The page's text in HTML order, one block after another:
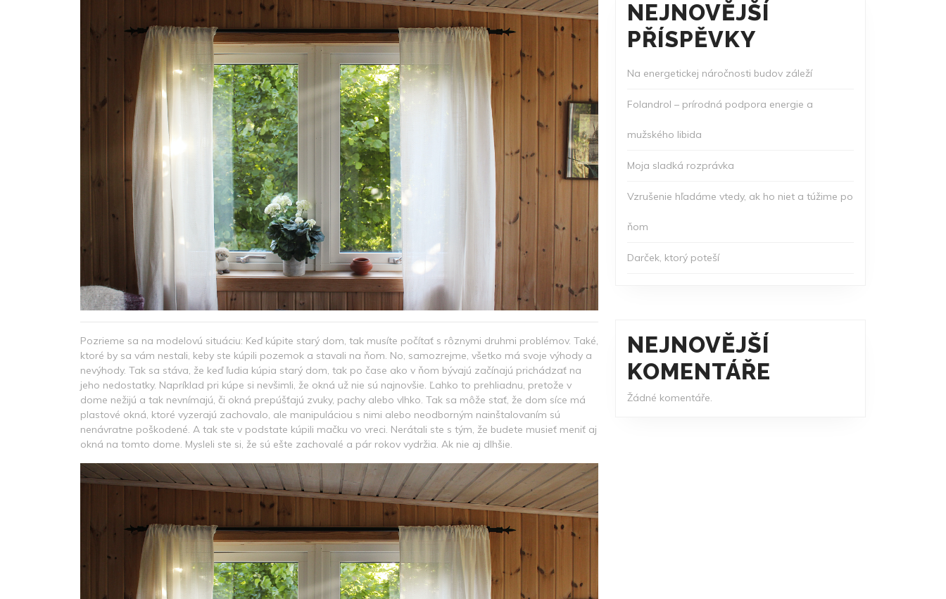
Pozrieme sa na modelovú situáciu: Keď kúpite starý dom, tak musíte počítať s rôznymi druhmi problémov. Také,
ktoré by sa vám nestali, keby ste kúpili pozemok a stavali na ňom. No, samozrejme, všetko má svoje výhody a
nevýhody. Tak sa stáva, že keď ľudia kúpia starý dom, tak po čase ako v ňom bývajú začínajú prichádzať na
jeho nedostatky. Napríklad pri kúpe si nevšimli, že okná už nie sú najnovšie. Ľahko to prehliadnu, pretože v
dome nežijú a tak nevnímajú, či okná prepúšťajú zvuky, pachy alebo vlhko. Tak sa môže stať, že dom síce má
plastové okná, ktoré vyzerajú zachovalo, ale manipuláciou s nimi alebo neodborným nainštalovaním sú
nenávratne poškodené. A tak ste v podstate kúpili mačku vo vreci. Nerátali ste s tým, že budete musieť meniť aj
okná na tomto dome. Mysleli ste si, že sú ešte zachovalé a pár rokov vydržia. Ak nie aj dlhšie.
NEJNOVĚJŠÍ
PŘÍSPĚVKY
Na energetickej náročnosti budov záleží
Folandrol – prírodná podpora energie a
mužského libida
Moja sladká rozprávka
Vzrušenie hľadáme vtedy, ak ho niet a túžime po
ňom
Darček, ktorý poteší
NEJNOVĚJŠÍ
KOMENTÁŘE
Žádné komentáře.